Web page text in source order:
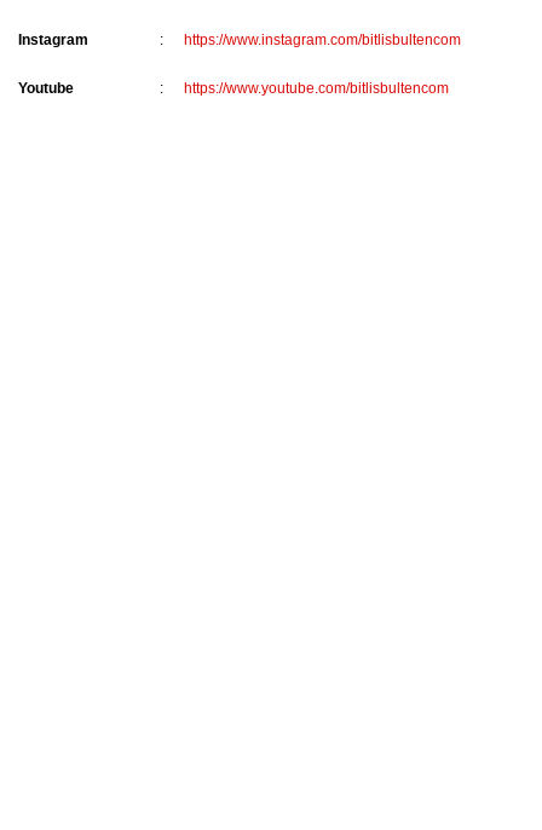
Instagram : https://www.instagram.com/bitlisbultencom
Youtube : https://www.youtube.com/bitlisbultencom